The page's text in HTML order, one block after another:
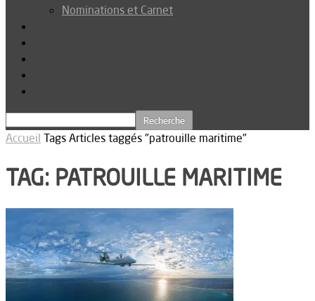
Nominations et Carnet
Accueil Tags Articles taggés "patrouille maritime"
TAG: PATROUILLE MARITIME